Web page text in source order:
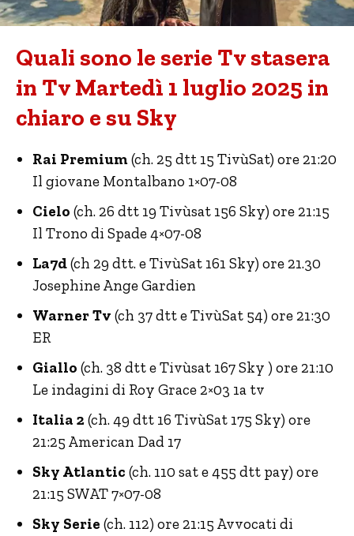
Quali sono le serie Tv stasera
in Tv Martedì 1 luglio 2025 in
chiaro e su Sky
Rai Premium(ch. 25 dtt 15 TivùSat) ore 21:20
Il giovane Montalbano 1×07-08
Cielo (ch. 26 dtt 19 Tivùsat 156 Sky) ore 21:15
Il Trono di Spade 4×07-08
La7d(ch 29 dtt. e TivùSat 161 Sky) ore 21.30
Josephine Ange Gardien
Warner Tv (ch 37 dtt e TivùSat 54) ore 21:30
ER
Giallo (ch. 38 dtt e Tivùsat 167 Sky ) ore 21:10
Le indagini di Roy Grace 2×03 1a tv
Italia 2(ch. 49 dtt 16 TivùSat 175 Sky) ore
21:25 American Dad 17
Sky Atlantic (ch. 110 sat e 455 dtt pay) ore
21:15 SWAT 7×07-08
Sky Serie (ch. 112) ore 21:15 Avvocati di